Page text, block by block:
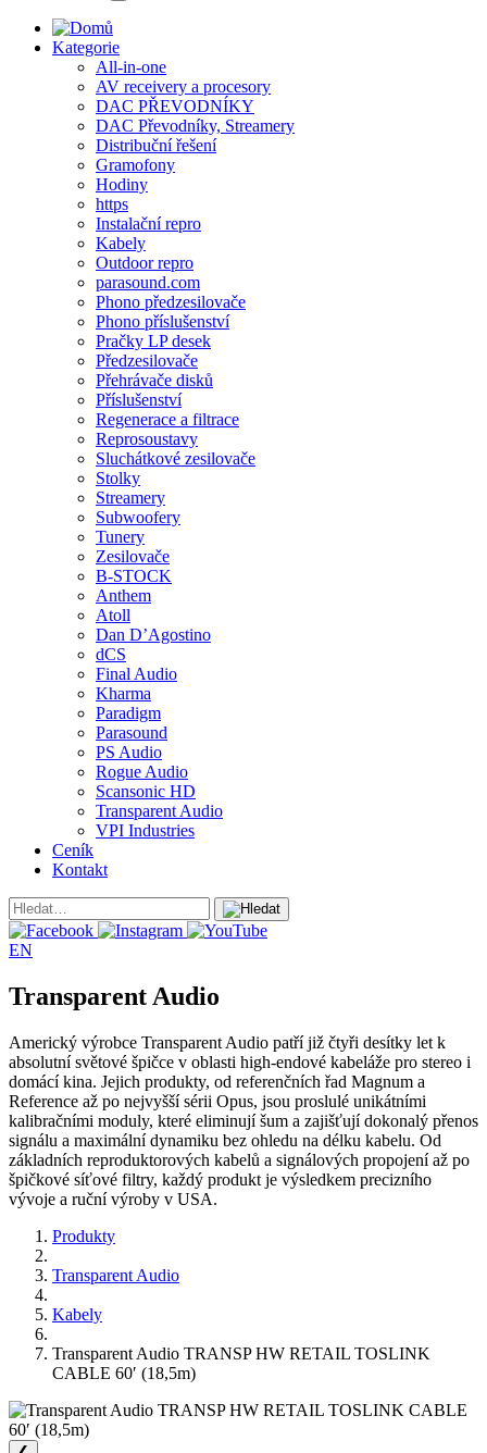
Kategorie
All-in-one
AV receivery a procesory
DAC PŘEVODNÍKY
DAC Převodníky, Streamery
Distribuční řešení
Gramofony
Hodiny
https
Instalační repro
Kabely
Outdoor repro
parasound.com
Phono předzesilovače
Phono příslušenství
Pračky LP desek
Předzesilovače
Přehrávače disků
Příslušenství
Regenerace a filtrace
Reprosoustavy
Sluchátkové zesilovače
Stolky
Streamery
Subwoofery
Tunery
Zesilovače
B-STOCK
Anthem
Atoll
Dan D’Agostino
dCS
Final Audio
Kharma
Paradigm
Parasound
PS Audio
Rogue Audio
Scansonic HD
Transparent Audio
VPI Industries
Ceník
Kontakt
EN
Transparent Audio
Americký výrobce Transparent Audio patří již čtyři desítky let k
absolutní světové špičce v oblasti high-endové kabeláže pro stereo i
domácí kina. Jejich produkty, od referenčních řad Magnum a
Reference až po nejvyšší sérii Opus, jsou proslulé unikátními
kalibračními moduly, které eliminují šum a zajišťují dokonalý přenos
signálu a maximální dynamiku bez ohledu na délku kabelu. Od
základních reproduktorových kabelů a signálových propojení až po
špičkové síťové filtry, každý produkt je výsledkem precizního
vývoje a ruční výroby v USA.
Produkty
Transparent Audio
Kabely
Transparent Audio TRANSP HW RETAIL TOSLINK
CABLE 60′ (18,5m)